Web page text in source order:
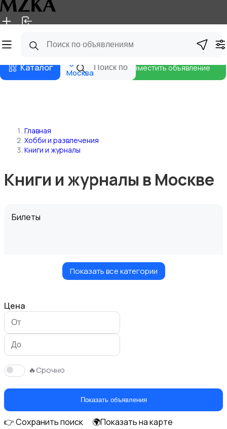
Главная Магазины
Каталог Москва
Разместить объявление
Главная
Хобби и развлечения
Книги и журналы
Книги и журналы в Москве
Билеты
Игровые приставки
Показать все категории
Цена
🔥Срочно
Показать объявления
👉 Сохранить поиск
🌍Показать на карте